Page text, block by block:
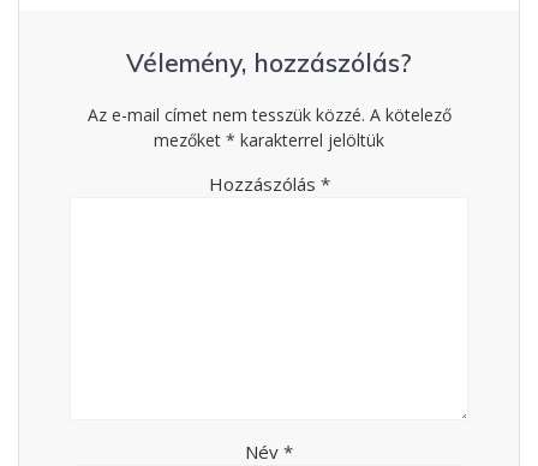
Vélemény, hozzászólás?
Az e-mail címet nem tesszük közzé. A kötelező
mezőket * karakterrel jelöltük
Hozzászólás *
Név *